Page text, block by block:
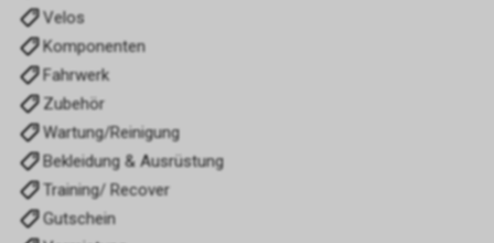
Velos
Komponenten
Fahrwerk
Zubehör
Wartung/Reinigung
Bekleidung & Ausrüstung
Training/ Recover
Gutschein